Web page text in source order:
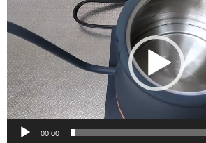
画
プ
レ
ー
ヤ
ー
00:00